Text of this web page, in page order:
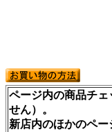
ページ内の商品チ
せん）。
新店内のほかのペ